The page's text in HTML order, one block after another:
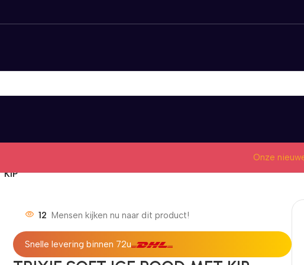
Onze
KIP
12 Mensen kijken nu naar dit product!
Snelle levering binnen 72u